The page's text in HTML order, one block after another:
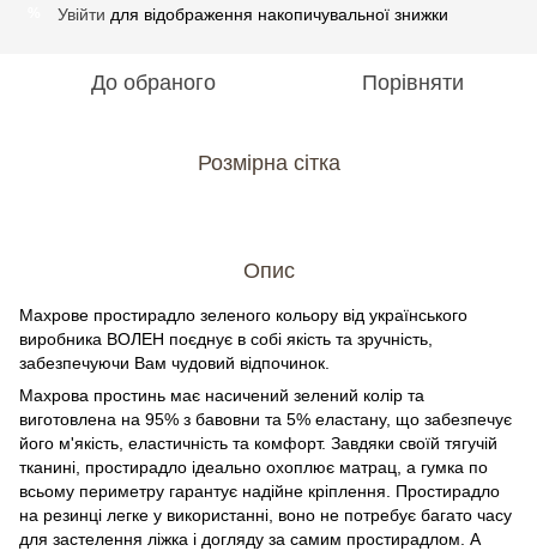
Увійти для відображення накопичувальної знижки
До обраного Порівняти
Розмірна сітка
Опис
Махрове простирадло зеленого кольору від українського
виробника ВОЛЕН поєднує в собі якість та зручність,
забезпечуючи Вам чудовий відпочинок.
Махрова простинь має насичений зелений колір та
виготовлена на 95% з бавовни та 5% еластану, що забезпечує
його м'якість, еластичність та комфорт. Завдяки своїй тягучій
тканині, простирадло ідеально охоплює матрац, а гумка по
всьому периметру гарантує надійне кріплення. Простирадло
на резинці легке у використанні, воно не потребує багато часу
для застелення ліжка і догляду за самим простирадлом. А